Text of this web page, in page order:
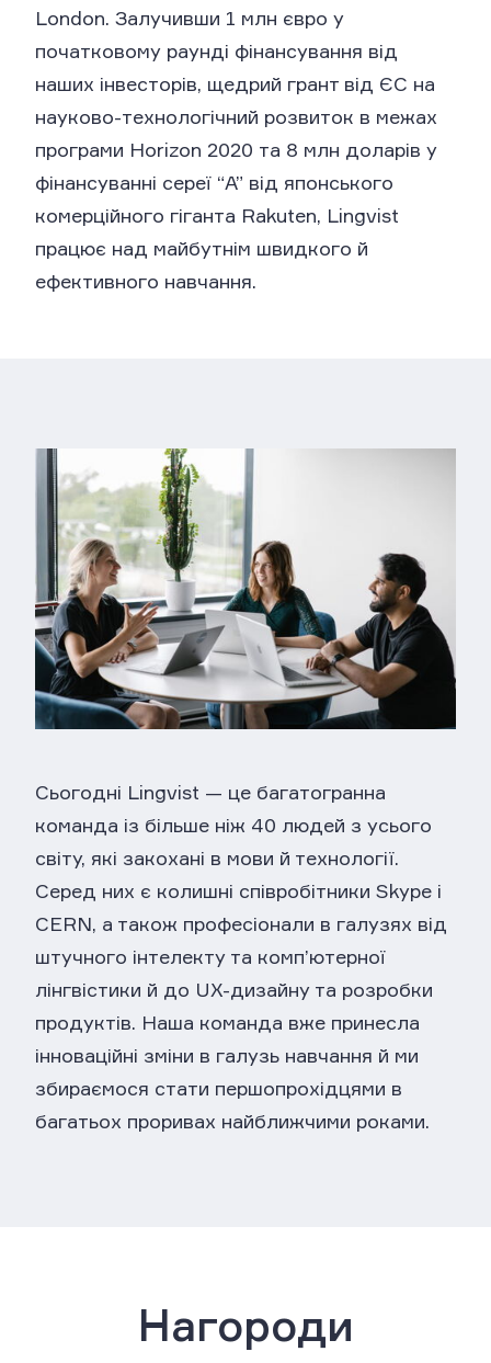
London. Залучивши 1 млн євро у
початковому раунді фінансування від
наших інвесторів, щедрий грант від ЄС на
науково-технологічний розвиток в межах
програми Horizon 2020 та 8 млн доларів у
фінансуванні сереї “A” від японського
комерційного гіганта Rakuten, Lingvist
працює над майбутнім швидкого й
ефективного навчання.
Сьогодні Lingvist — це багатогранна
команда із більше ніж 40 людей з усього
світу, які закохані в мови й технології.
Серед них є колишні співробітники Skype і
CERN, а також професіонали в галузях від
штучного інтелекту та комп’ютерної
лінгвістики й до UX-дизайну та розробки
продуктів. Наша команда вже принесла
інноваційні зміни в галузь навчання й ми
збираємося стати першопрохідцями в
багатьох проривах найближчими роками.
Нагороди